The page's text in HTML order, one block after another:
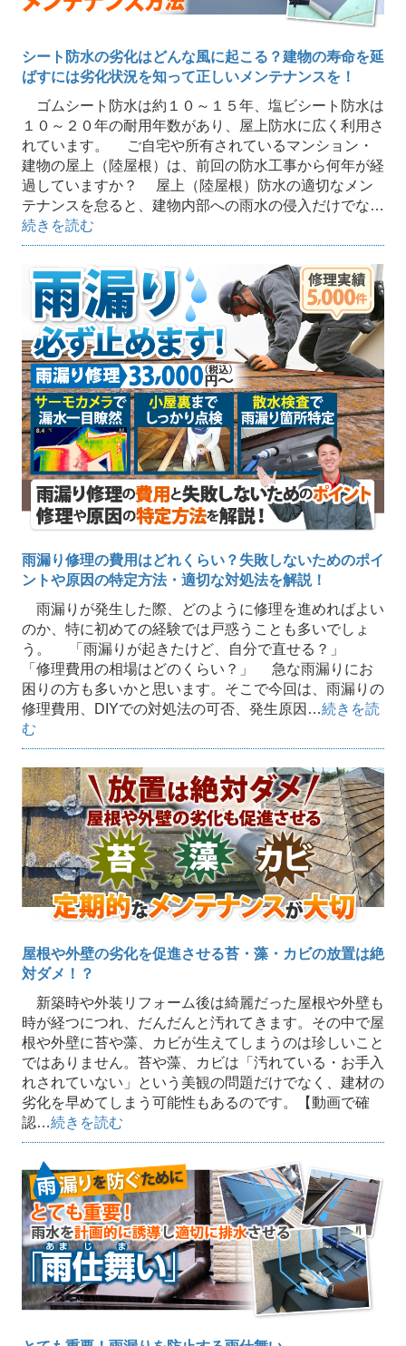
シート防水の劣化はどんな風に起こる？建物の寿命を延
ばすには劣化状況を知って正しいメンテナンスを！
ゴムシート防水は約１０～１５年、塩ビシート防水は
１０～２０年の耐用年数があり、屋上防水に広く利用さ
れています。 ご自宅や所有されているマンション・
建物の屋上（陸屋根）は、前回の防水工事から何年が経
過していますか？ 屋上（陸屋根）防水の適切なメン
テナンスを怠ると、建物内部への雨水の侵入だけでな…
続きを読む
雨漏り修理の費用はどれくらい？失敗しないためのポイ
ントや原因の特定方法・適切な対処法を解説！
雨漏りが発生した際、どのように修理を進めればよい
のか、特に初めての経験では戸惑うことも多いでしょ
う。 「雨漏りが起きたけど、自分で直せる？」
「修理費用の相場はどのくらい？」 急な雨漏りにお
困りの方も多いかと思います。そこで今回は、雨漏りの
修理費用、DIYでの対処法の可否、発生原因…続きを読
む
屋根や外壁の劣化を促進させる苔・藻・カビの放置は絶
対ダメ！？
新築時や外装リフォーム後は綺麗だった屋根や外壁も
時が経つにつれ、だんだんと汚れてきます。その中で屋
根や外壁に苔や藻、カビが生えてしまうのは珍しいこと
ではありません。苔や藻、カビは「汚れている・お手入
れされていない」という美観の問題だけでなく、建材の
劣化を早めてしまう可能性もあるのです。【動画で確
認…続きを読む